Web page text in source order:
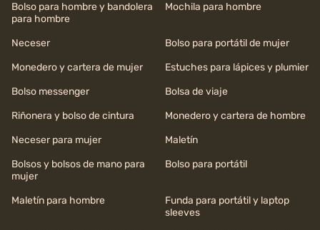
Bolso para hombre y bandolera
para hombre
Mochila para hombre
Neceser
Bolso para portátil de mujer
Monedero y cartera de mujer
Estuches para lápices y plumier
Bolso messenger
Bolsa de viaje
Riñonera y bolso de cintura
Monedero y cartera de hombre
Neceser para mujer
Maletín
Bolsos y bolsos de mano para
mujer
Bolso para portátil
Maletín para hombre
Funda para portátil y laptop
sleeves